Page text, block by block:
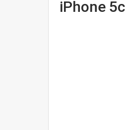
iPhone